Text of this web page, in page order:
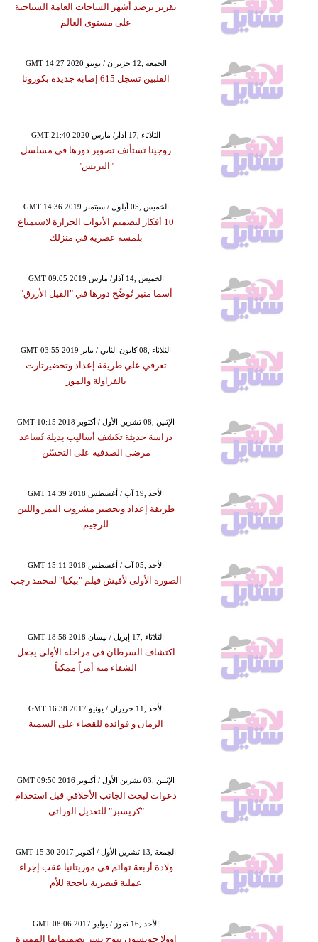
تقرير يرصد أشهر الساحات العامة السياحية
على مستوى العالم
GMT 14:27 2020 الجمعة ,12 حزيران / يونيو
الفلبين تسجل 615 إصابة جديدة بكورونا
GMT 21:40 2020 الثلاثاء ,17 آذار/ مارس
روجينا تستأنف تصوير دورها في مسلسل
"البرنس"
GMT 14:36 2019 الخميس ,05 أيلول / سبتمبر
10 أفكار لتصميم الأبواب الجرارة لاستمتاع
بلمسة عصرية في منزلك
GMT 09:05 2019 الخميس ,14 آذار/ مارس
أسما منير تُوضِّح دورها في "الفيل الأزرق"
GMT 03:55 2019 الثلاثاء ,08 كانون الثاني / يناير
تعرفي علي طريقة إعداد وتحضيرتارت
بالفراولة والموز
GMT 10:15 2018 الإثنين ,08 تشرين الأول / أكتوبر
دراسة حديثة تكشف أساليب بديلة تُساعد
مرضى الصدفية على التحسّن
GMT 14:39 2018 الأحد ,19 آب / أغسطس
طريقة إعداد وتحضير مشروب التمر واللبن
للرجيم
GMT 15:11 2018 الأحد ,05 آب / أغسطس
الصورة الأولى لأفيش فيلم "بيكيا" لمحمد رجب
GMT 18:58 2018 الثلاثاء ,17 إبريل / نيسان
اكتشاف السرطان في مراحله الأولى يجعل
الشفاء منه أمراً ممكناً
GMT 16:38 2017 الأحد ,11 حزيران / يونيو
الرمان و فوائده للقضاء على السمنة
GMT 09:50 2016 الإثنين ,03 تشرين الأول / أكتوبر
دعوات لبحث الجانب الأخلاقي قبل استخدام
"كريسبر" للتعديل الوراثي
GMT 15:30 2017 الجمعة ,13 تشرين الأول / أكتوبر
ولادة أربعة توائم في موريتانيا عقب إجراء
عملية قيصرية ناجحة للأم
GMT 08:06 2017 الأحد ,16 تموز / يوليو
اوولا جونسون تبوح بسر تصميماتها المميزة